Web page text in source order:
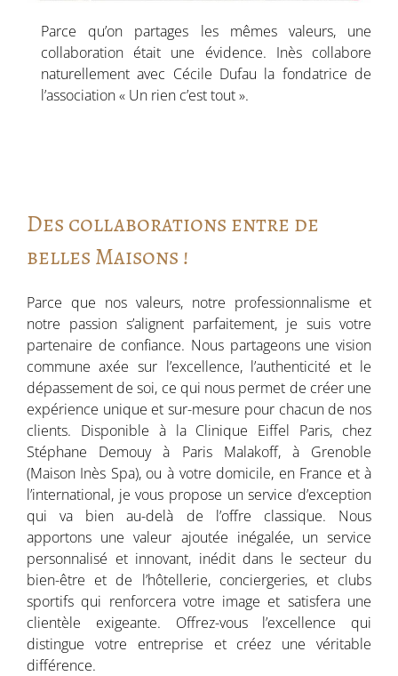
Parce qu’on partages les mêmes valeurs, une
collaboration était une évidence. Inès collabore
naturellement avec Cécile Dufau la fondatrice de
l’association « Un rien c’est tout ».
Des collaborations entre de
belles Maisons !
Parce que nos valeurs, notre professionnalisme et
notre passion s’alignent parfaitement, je suis votre
partenaire de confiance. Nous partageons une vision
commune axée sur l’excellence, l’authenticité et le
dépassement de soi, ce qui nous permet de créer une
expérience unique et sur-mesure pour chacun de nos
clients. Disponible à la Clinique Eiffel Paris, chez
Stéphane Demouy à Paris Malakoff, à Grenoble
(Maison Inès Spa), ou à votre domicile, en France et à
l’international, je vous propose un service d’exception
qui va bien au-delà de l’offre classique. Nous
apportons une valeur ajoutée inégalée, un service
personnalisé et innovant, inédit dans le secteur du
bien-être et de l’hôtellerie, conciergeries, et clubs
sportifs qui renforcera votre image et satisfera une
clientèle exigeante. Offrez-vous l’excellence qui
distingue votre entreprise et créez une véritable
différence.